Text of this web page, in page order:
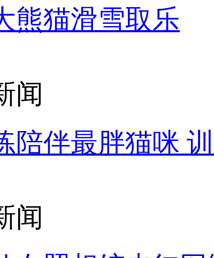
熊猫滑雪取乐
闻
陪伴最胖猫咪
闻